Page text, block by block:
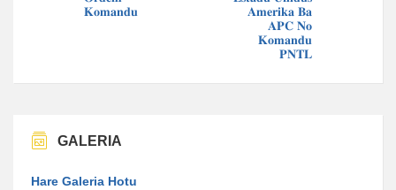
𝐊𝐨𝐦𝐚𝐧𝐝𝐮
𝐀𝐦𝐞𝐫𝐢𝐤𝐚 𝐁𝐚
𝐀𝐏𝐂 𝐍𝐨
𝐊𝐨𝐦𝐚𝐧𝐝𝐮
𝐏𝐍𝐓𝐋
GALERIA
Hare Galeria Hotu